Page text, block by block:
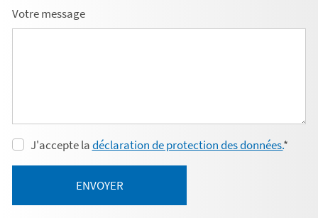
Votre message
J'accepte ladéclaration de protection des données.*
ENVOYER